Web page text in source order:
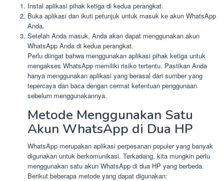
Instal aplikasi pihak ketiga di kedua perangkat.
Buka aplikasi dan ikuti petunjuk untuk masuk ke akun WhatsApp
Anda.
Setelah Anda masuk, Anda akan dapat menggunakan akun
WhatsApp Anda di kedua perangkat.
Perlu diingat bahwa menggunakan aplikasi pihak ketiga untuk
mengakses WhatsApp memiliki risiko tertentu. Pastikan Anda
hanya menggunakan aplikasi yang berasal dari sumber yang
tepercaya dan baca dengan cermat ketentuan penggunaan
sebelum menggunakannya.
Metode Menggunakan Satu
Akun WhatsApp di Dua HP
WhatsApp merupakan aplikasi perpesanan populer yang banyak
digunakan untuk berkomunikasi. Terkadang, kita mungkin perlu
menggunakan satu akun WhatsApp di dua HP yang berbeda.
Berikut beberapa metode yang dapat digunakan: